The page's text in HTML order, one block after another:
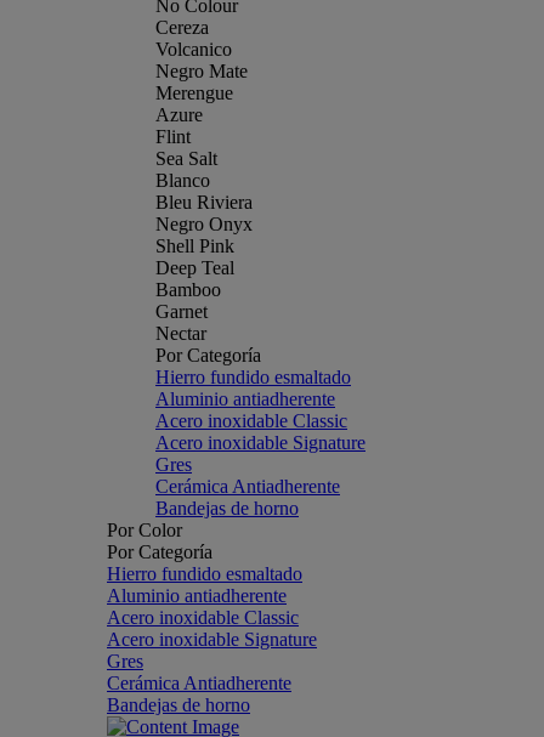
No Colour
Cereza
Volcanico
Negro Mate
Merengue
Azure
Flint
Sea Salt
Blanco
Bleu Riviera
Negro Onyx
Shell Pink
Deep Teal
Bamboo
Garnet
Nectar
Por Categoría
Hierro fundido esmaltado
Aluminio antiadherente
Acero inoxidable Classic
Acero inoxidable Signature
Gres
Cerámica Antiadherente
Bandejas de horno
Por Color
Por Categoría
Hierro fundido esmaltado
Aluminio antiadherente
Acero inoxidable Classic
Acero inoxidable Signature
Gres
Cerámica Antiadherente
Bandejas de horno